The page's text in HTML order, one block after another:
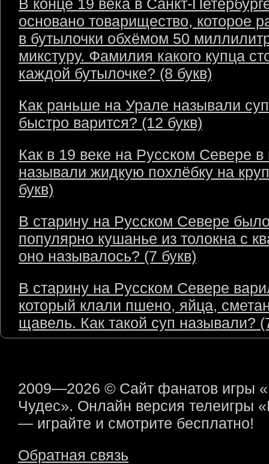
В конце 19 века в Санкт-
основано товарищество, которое
в бутылочки обхёмом 50
микстуру. Фамилия какого купца
каждой бутылочке? (8 букв)
Как раньше на Урале называли
быстро варится? (12 букв)
Как в 19 веке на Русском Севере в
называли жидкую похлёбку на
букв)
В старину на Русском Севере
популярно кушанье из толокна с
оно называлось? (7 букв)
В старину на Русском Севере
который клали пшено, яйца,
щавель. Как такой суп называли?
2009—2026 © Сайт фанатов игры
Чудес». Онлайн версия телеигры
— играйте и смотрите бесплатно!
Обратная связь